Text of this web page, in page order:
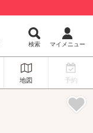
検索 マイメニュー
地図 予約